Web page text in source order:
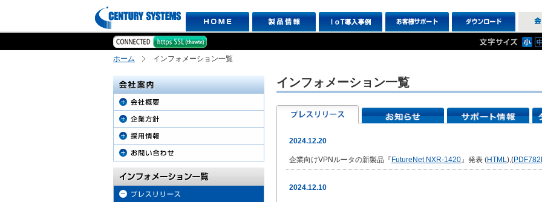
ホーム インフォメーション一覧
インフォメーション一覧
2024.12.20
企業向けVPNルータの新製品『 FutureNet NXR-1420 』発表 (HTML ),(PDF
2024.12.10